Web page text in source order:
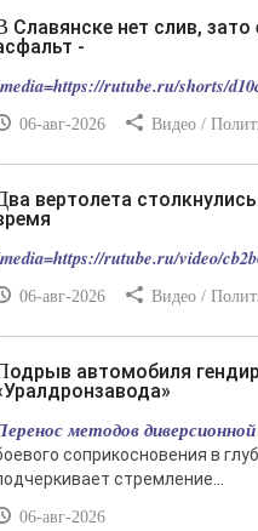
есть новый
-
rutube.ru/shorts/
06-авг-2026 Видео /
в Греции во
rutube.ru/video/
06-авг-2026 Видео /
методов
соприкосновения в
стремление...
06-авг-2026